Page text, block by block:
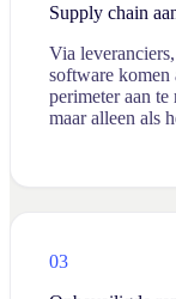
Supply chain
Via
software komen
perimeter aan
maar alleen als
03